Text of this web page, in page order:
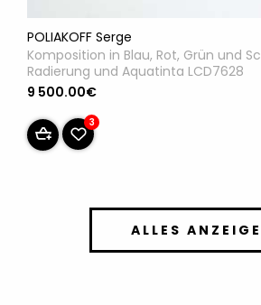
POLIAKOFF Serge
Komposition in Blau, Rot, Grün und
Radierung und Aquatinta LCD7628
9 500.00€
3
ALLES